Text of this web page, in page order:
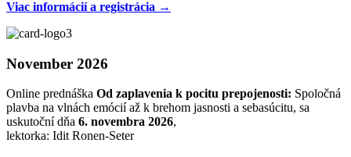
Viac informácií a registrácia →
November 2026
Online prednáška Od zaplavenia k pocitu prepojenosti: Spoločná
plavba na vlnách emócií až k brehom jasnosti a sebasúcitu, sa
uskutoční dňa 6. novembra 2026,
lektorka: Idit Ronen-Seter